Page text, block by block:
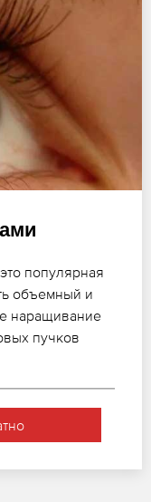
популярная
объемный и
наращивание
пучков